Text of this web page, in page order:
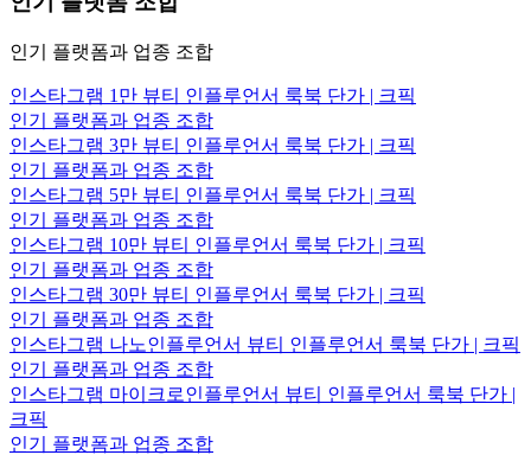
인기 플랫폼과 업종 조합
인스타그램 1만 뷰티 인플루언서 룩북 단가 | 크픽
인기 플랫폼과 업종 조합
인스타그램 3만 뷰티 인플루언서 룩북 단가 | 크픽
인기 플랫폼과 업종 조합
인스타그램 5만 뷰티 인플루언서 룩북 단가 | 크픽
인기 플랫폼과 업종 조합
인스타그램 10만 뷰티 인플루언서 룩북 단가 | 크픽
인기 플랫폼과 업종 조합
인스타그램 30만 뷰티 인플루언서 룩북 단가 | 크픽
인기 플랫폼과 업종 조합
인스타그램 나노인플루언서 뷰티 인플루언서 룩북 단가 | 크픽
인기 플랫폼과 업종 조합
인스타그램 마이크로인플루언서 뷰티 인플루언서 룩북 단가 |
크픽
인기 플랫폼과 업종 조합